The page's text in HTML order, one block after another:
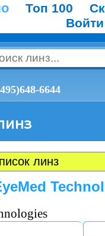
Топ 100
Войти
6644